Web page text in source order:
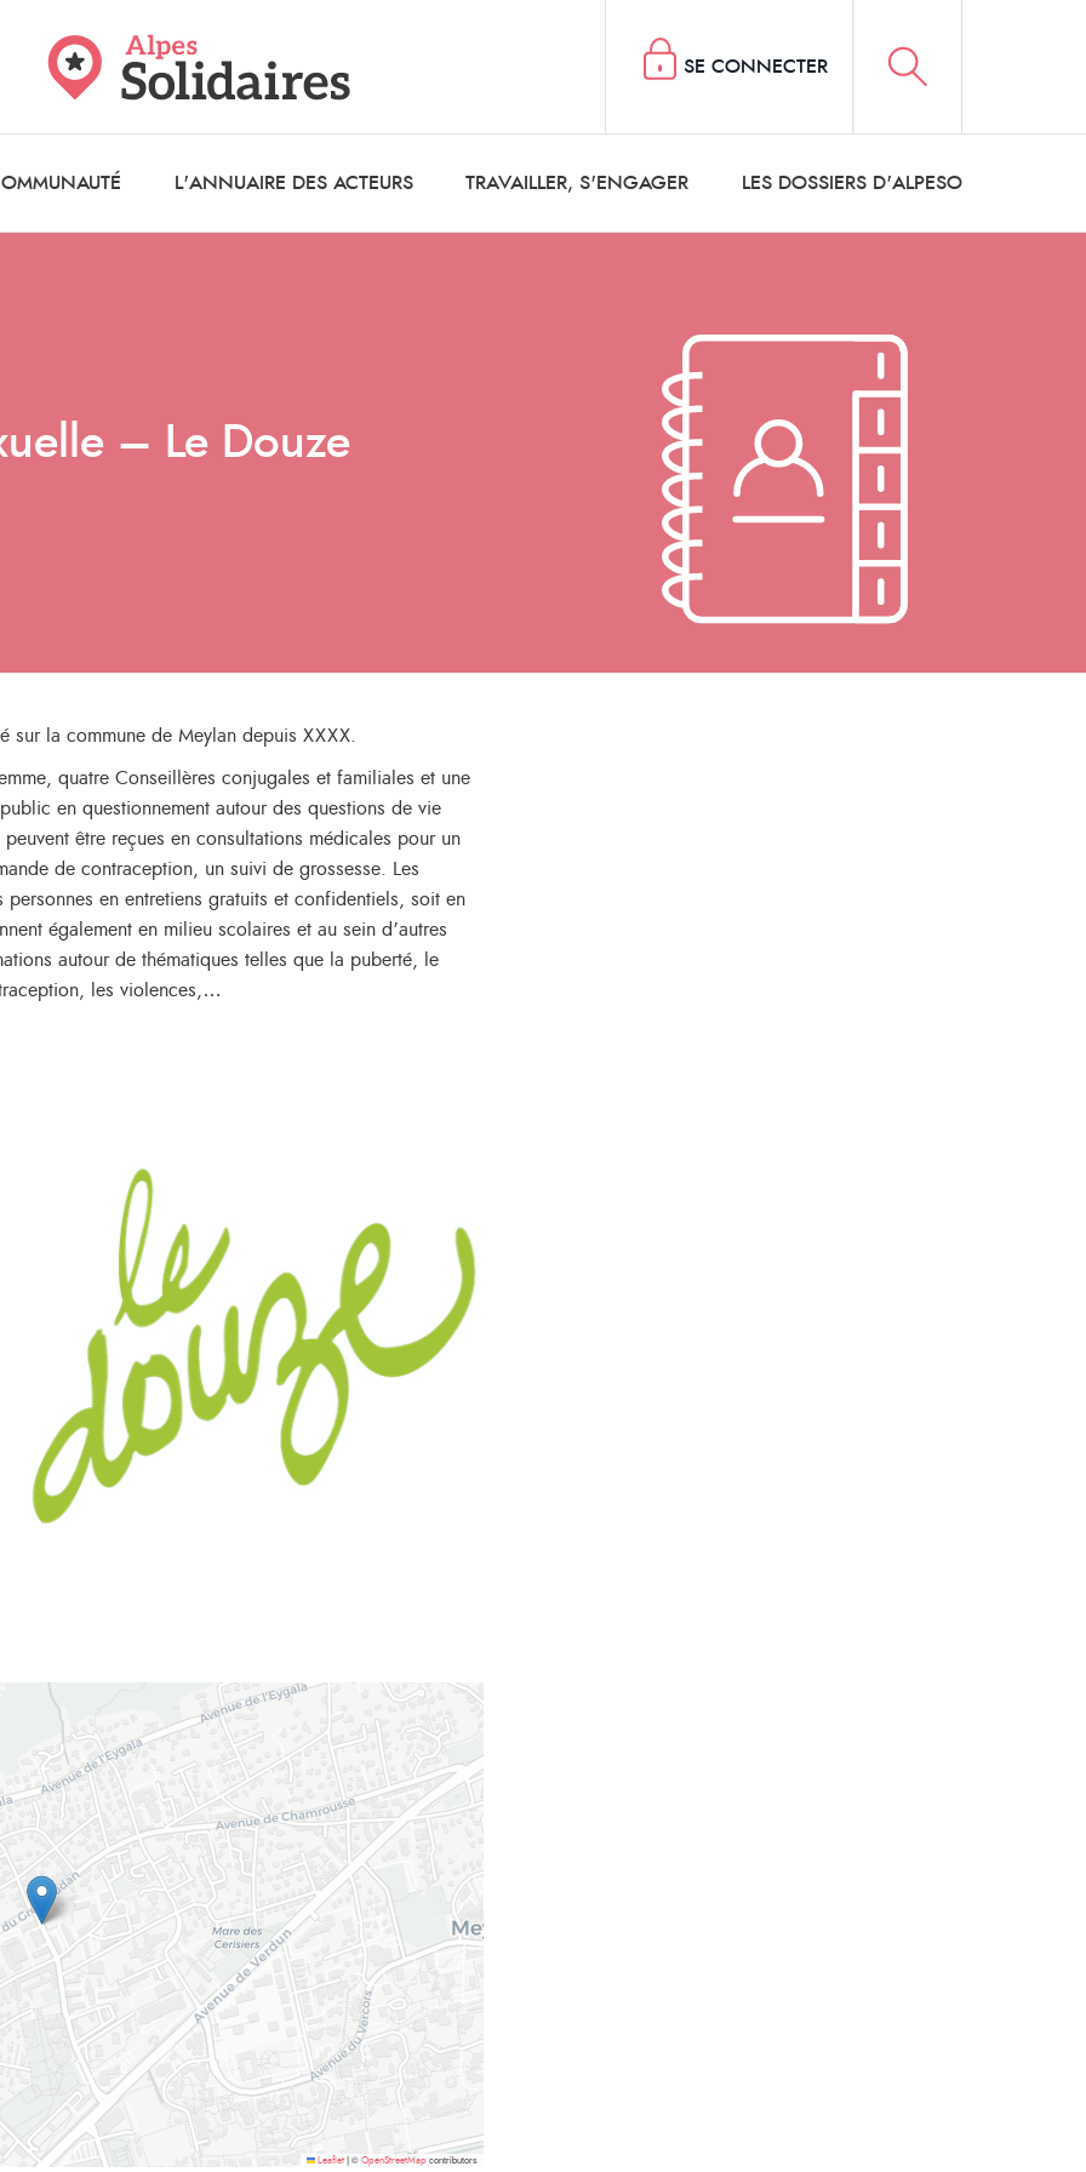
L'ANNUAIRE DES ACTEURS TRAVAILLER, S'ENGAGER LES DOSSIERS D'ALPESO
SE CONNECTER
– Le Douze
sur la commune de Meylan depuis XXXX.
quatre Conseillères conjugales et familiales et une
en questionnement autour des questions de vie
être reçues en consultations médicales pour un
de contraception, un suivi de grossesse. Les
en entretiens gratuits et confidentiels, soit en
également en milieu scolaires et au sein d’autres
autour de thématiques telles que la puberté, le
les violences,…
Leaflet © OpenStreetMap contributors